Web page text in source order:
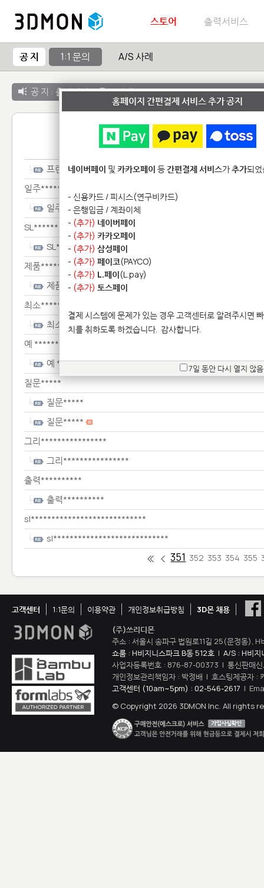
스토어 출력서비스
공 지 1:1 문의 A/S 사례
공 지 : 출력서비스 종료 안내
1:1 문
프린*********
일주***************
일주***************
SL***********
SL***********
제품************
제품************
최소***********
최소***********
예 ********************
예 ********************
질문*****
질문*****
질문*****
그리****************
그리****************
출력**********
출력**********
sl****************************
sl****************************
351 352 353 354 355
고객센터 1:1문의 이용약관 개인정보취급방침
3D몬 채용
(주)쓰리디몬
주소 : 서울시 송파구 법원로11길 25(문정동),
쇼룸 : H비지니스파크 B동 512호 | A/S : H비지
사업자등록번호 : 876-87-00373 | 통신판매
개인정보관리책임자 : 박정배 | 호스팅제공자 :
고객센터 (10am~5pm) : 02-546-2617 |
© Copyright 2026 3DMON Inc. All rights
홈페이지 간편결제 서비스 추가 공지
네이버페이 및 카카오페이 등간편결제 서비스가추가되
- 신용카드 / 피시스(연구비카드)
- 은행입금 / 계좌이체
- (추가) 네이버페이
- (추가) 카카오페이
- (추가) 삼성페이
- (추가) 페이코(PAYCO)
- (추가) L.페이(L.pay)
- (추가) 토스페이
결제 시스템에 문제가 있는 경우 고객센터로 알려주시면
치를 취하도록 하겠습니다. 감사합니다.
7일 동안 다시 열지 않음